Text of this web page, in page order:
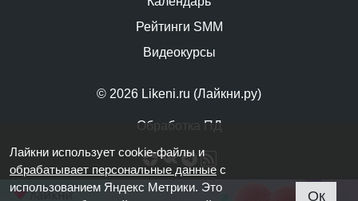
© 2026 Likeni.ru (Лайкни.ру)
Обработка ПД
Рейтинги SMM
Видеокурсы
Лайкни использует cookie-файлы и
обрабатывает персональные данные с
использованием Яндекс Метрики. Это
Ок